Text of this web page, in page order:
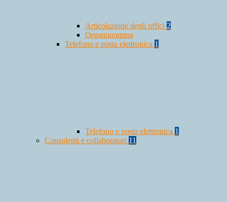
Articolazione degli uffici 2
Organigramma
Telefono e posta elettronica 1
Telefono e posta elettronica 1
Consulenti e collaboratori 11